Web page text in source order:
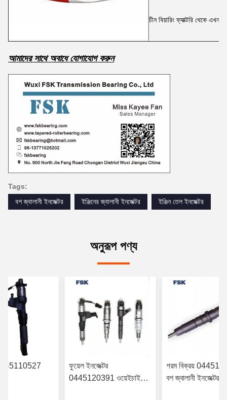
চীন বিয়ারিং ফ্যাক্টরি থেকে
আমাদের সাথে অবাধে যোগাযোগ করুন
Tags:
বশ জ্বালানী ইনজেক্টর
ইঞ্জিনের জ্বালানী ইনজেক্টর ইঞ্জিন তেল ইনজেক্টর
অনুরূপ পণ্য
ফুয়েল ইনজেক্টর
0445120391 ওয়েইচাই
গরম বিক্রয়
বশ জ্বালানী ইনজেক্টর